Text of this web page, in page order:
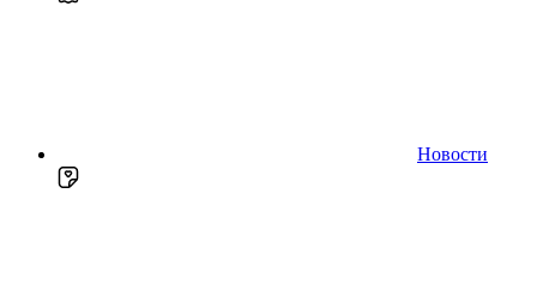
Новости